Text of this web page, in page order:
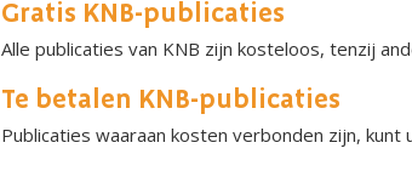
Gratis KNB-publicaties
Alle publicaties van KNB zijn kosteloos, tenzij
Te betalen KNB-publicaties
Publicaties waaraan kosten verbonden zijn,